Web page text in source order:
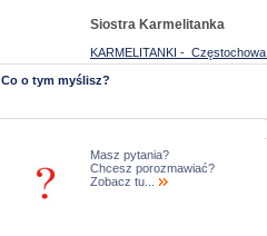
Siostra Karmelitanka
KARMELITANKI - Częstochowa
Co o tym myślisz?
Masz pytania?
Chcesz porozmawiać?
Zobacz tu...